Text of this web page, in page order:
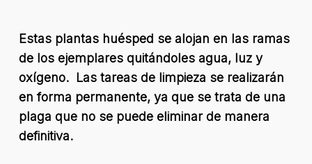
Estas plantas huésped se alojan en las ramas
de los ejemplares quitándoles agua, luz y
oxígeno. Las tareas de limpieza se realizarán
en forma permanente, ya que se trata de una
plaga que no se puede eliminar de manera
definitiva.